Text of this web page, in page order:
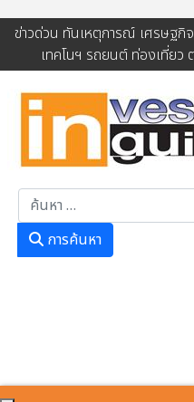
ข่าวด่วน ทันเหตุการณ์ เศรษฐกิ
เทคโนฯ รถยนต์ ท่องเที่ยว
การค้นหา